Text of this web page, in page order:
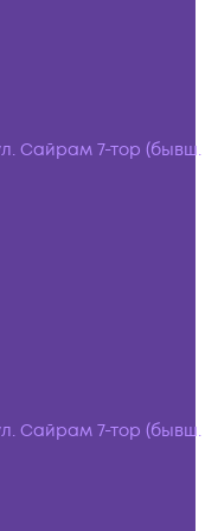
Сайрам 7-тор (бывш.
Сайрам 7-тор (бывш.